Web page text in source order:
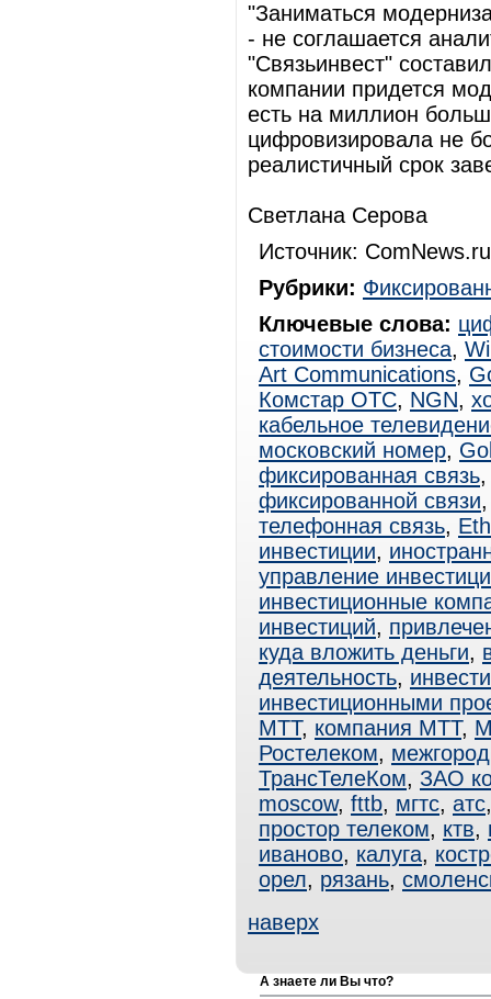
"Заниматься
- не соглашается
"Связьинвест"
компании придется
есть на миллион
цифровизировала не
реалистичный срок
Светлана Серова
Источник:
Рубрики:
Ключевые слова:
стоимости бизнеса,
Art Communications,
Комстар ОТС, NGN,
кабельное
московский номер,
фиксированная связь
фиксированной связи
телефонная связь,
инвестиции,
управление
инвестиционные
инвестиций,
куда вложить деньги,
деятельность,
инвестиционными
МТТ, компания МТТ,
Ростелеком, межгород
ТрансТелеКом, ЗАО
moscow, fttb, мгтс, атс
простор телеком, ктв,
иваново, калуга,
орел, рязань,
наверх
А знаете ли Вы что?